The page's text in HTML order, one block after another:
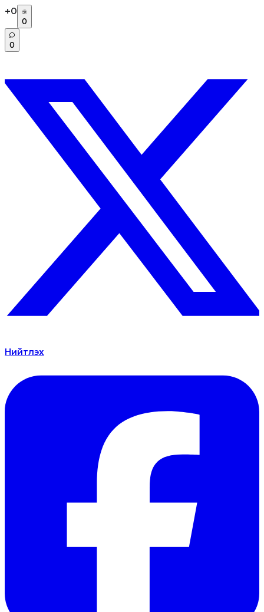
+0
0
0
Нийтлэх